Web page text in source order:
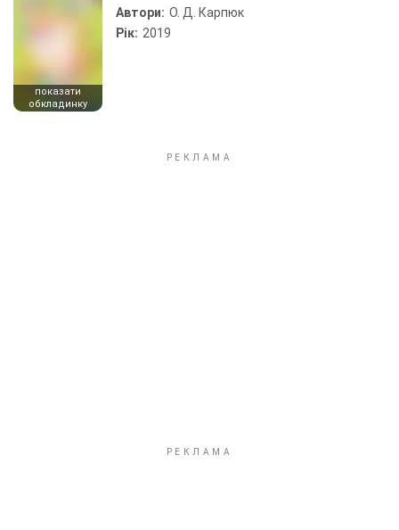
показати
обкладинку
Автори: О. Д. Карпюк
Рік: 2019